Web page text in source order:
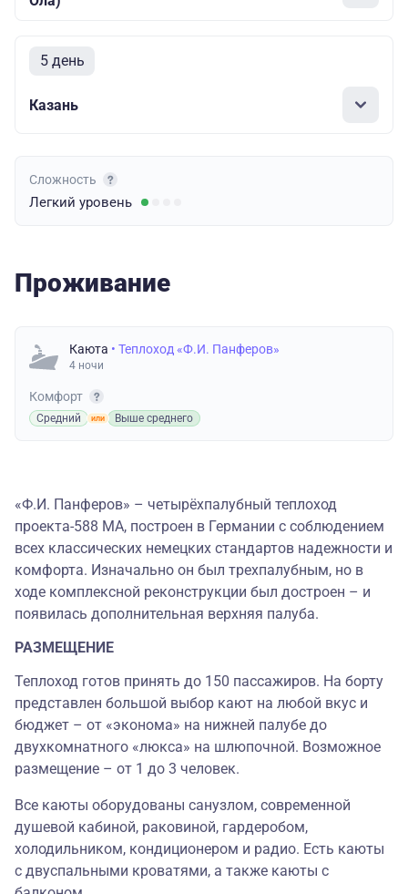
5 день
Казань
Сложность
Легкий уровень
Проживание
Каюта • Теплоход «Ф.И. Панферов»
4 ночи
Комфорт
Средний Выше среднего
«Ф.И. Панферов» – четырёхпалубный теплоход
проекта-588 МА, построен в Германии с соблюдением
всех классических немецких стандартов надежности и
комфорта. Изначально он был трехпалубным, но в
ходе комплексной реконструкции был достроен – и
появилась дополнительная верхняя палуба.
РАЗМЕЩЕНИЕ
Теплоход готов принять до 150 пассажиров. На борту
представлен большой выбор кают на любой вкус и
бюджет – от «эконома» на нижней палубе до
двухкомнатного «люкса» на шлюпочной. Возможное
размещение – от 1 до 3 человек.
Все каюты оборудованы санузлом, современной
душевой кабиной, раковиной, гардеробом,
холодильником, кондиционером и радио. Есть каюты
с двуспальными кроватями, а также каюты с